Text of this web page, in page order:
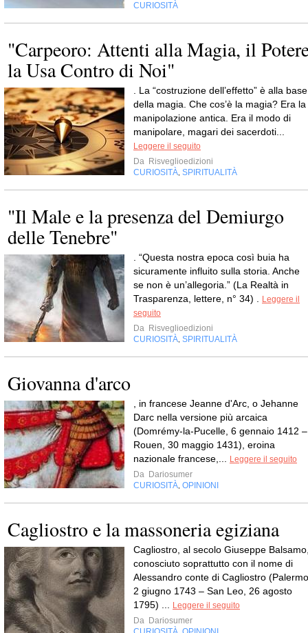
CURIOSITÀ
"Carpeoro: Attenti alla Magia, il
la Usa Contro di Noi"
. La “costruzione dell’effetto” è alla base
della magia. Che cos’è la magia? Era la
manipolazione antica. Era il modo di
manipolare, magari dei sacerdoti...
Leggere il seguito
Da Risveglioedizioni
CURIOSITÀ SPIRITUALITÀ
"Il Male e la presenza del Demiurgo
delle Tenebre"
. “Questa nostra epoca così buia ha
sicuramente influito sulla storia. Anche
se non è un’allegoria.” (La Realtà in
Trasparenza, lettere, n° 34) .
Leggere il
seguito
Da Risveglioedizioni
CURIOSITÀ SPIRITUALITÀ
Giovanna d'arco
, in francese Jeanne d'Arc, o Jehanne
Darc nella versione più arcaica
(Domrémy-la-Pucelle, 6 gennaio 1412 –
Rouen, 30 maggio 1431), eroina
nazionale francese,...
Leggere il seguito
Da Dariosumer
CURIOSITÀ OPINIONI
Cagliostro e la massoneria egiziana
Cagliostro, al secolo Giuseppe
conosciuto soprattutto con il nome di
Alessandro conte di Cagliostro
2 giugno 1743 – San Leo, 26 agosto
1795) ...
Leggere il seguito
Da Dariosumer